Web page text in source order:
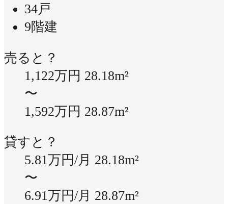
34戸
9階建
売ると？
1,122万円 28.18m²
〜
1,592万円 28.87m²
貸すと？
5.81万円/月 28.18m²
〜
6.91万円/月 28.87m²